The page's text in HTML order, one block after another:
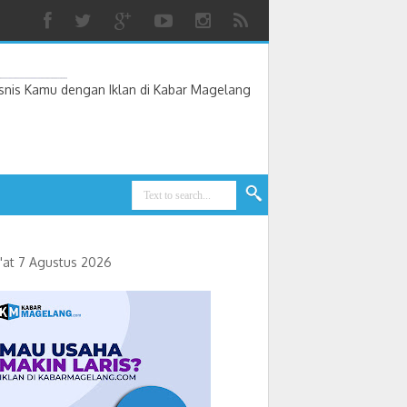
Kamu dengan Iklan di Kabar Magelang
7 Agustus 2026